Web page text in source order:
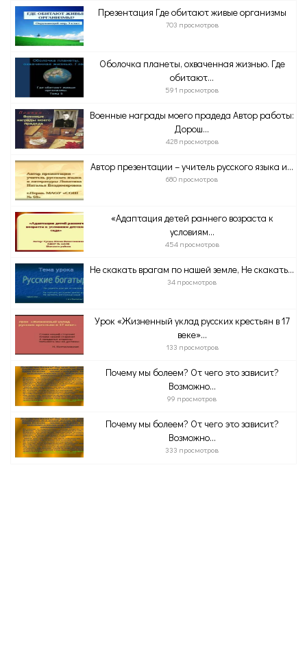
Презентация Где обитают живые организмы
703 просмотров
Оболочка планеты, охваченная жизнью. Где
обитают...
591 просмотров
Военные награды моего прадеда Автор работы:
Дорош...
428 просмотров
Автор презентации – учитель русского языка и...
680 просмотров
«Адаптация детей раннего возраста к
условиям...
454 просмотров
Не скакать врагам по нашей земле, Не скакать...
34 просмотров
Урок «Жизненный уклад русских крестьян в 17
веке»...
133 просмотров
Почему мы болеем? От чего это зависит?
Возможно...
99 просмотров
Почему мы болеем? От чего это зависит?
Возможно...
333 просмотров